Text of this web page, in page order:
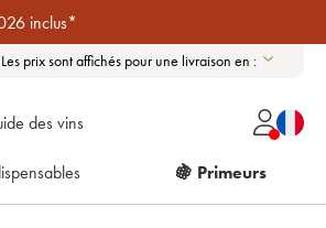
inclus*
Les prix sont affichés pour une livraison en :
des vins
🍇 Primeurs